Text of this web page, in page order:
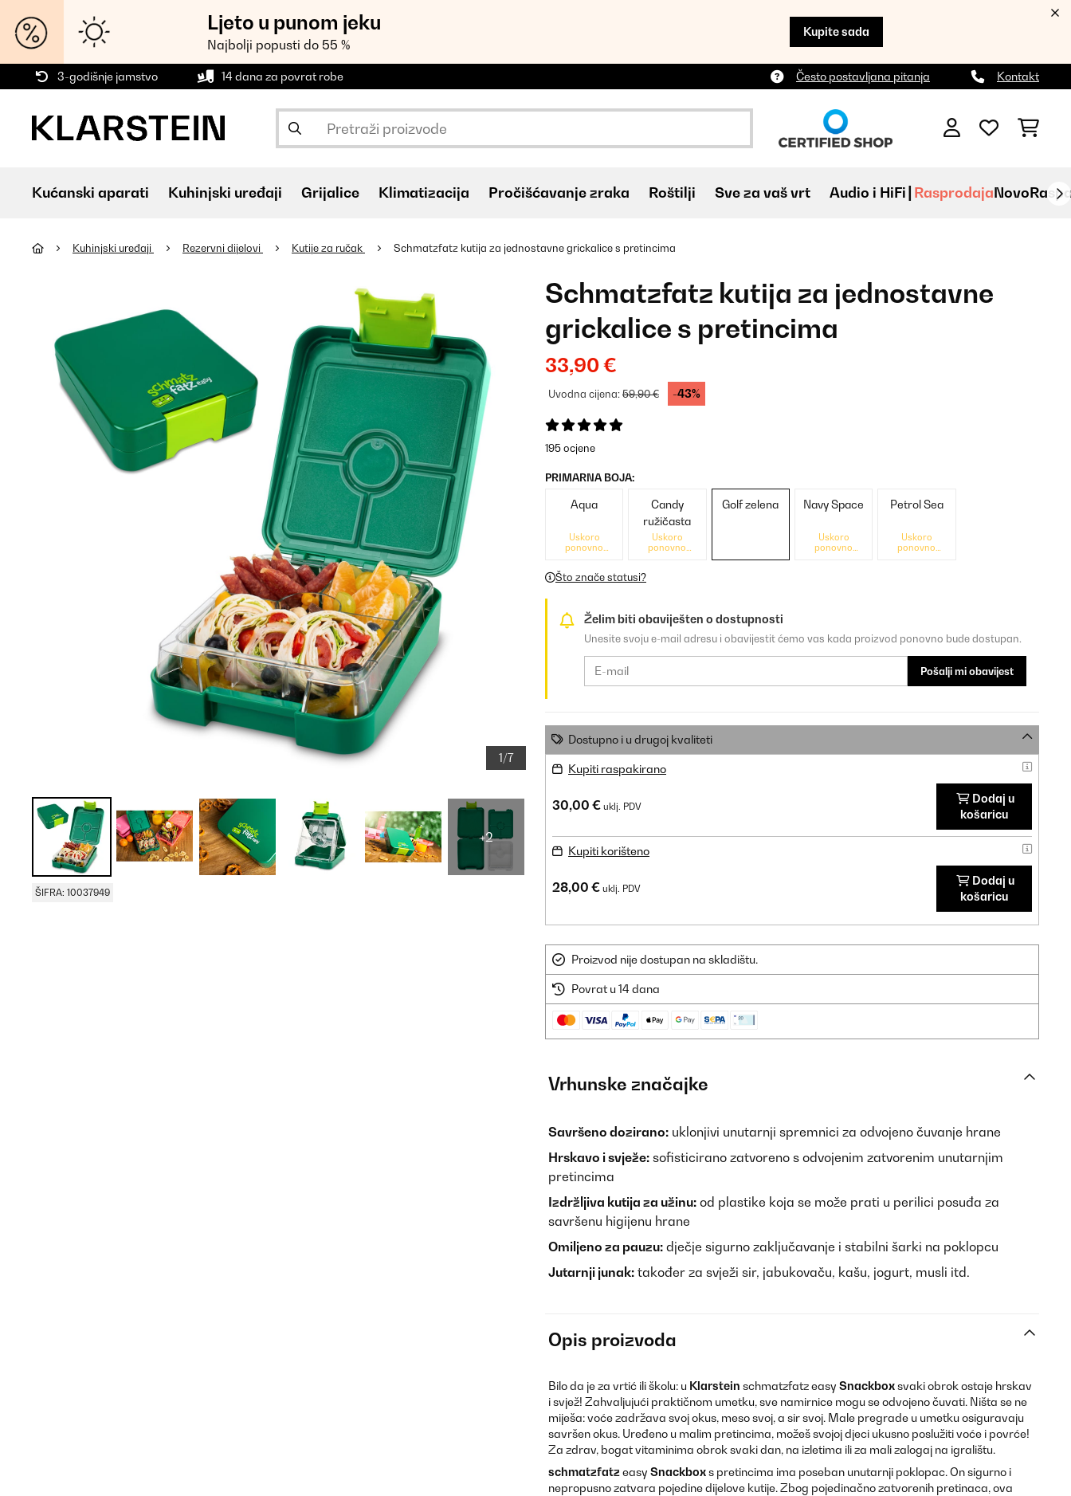
Ljeto u punom jeku
Najbolji popusti do 55 %
Kupite sada
3-godišnje jamstvo 14 dana za povrat robe Često postavljana pitanja Kontakt
Kućanski aparati Kuhinjski uređaji Grijalice Klimatizacija Pročišćavanje zraka Roštilji Sve za vaš vrt Audio i HiFi RasprodajaNovo
Kuhinjski uređaji Rezervni dijelovi Kutije za ručak Schmatzfatz kutija za jednostavne grickalice s pretincima
1/7
+2
ŠIFRA: 10037949
Schmatzfatz kutija za jednostavne
grickalice s pretincima
33,90 €
Uvodna cijena:59,90 € -43%
195 ocjene
PRIMARNA BOJA:
Aqua
Uskoro
ponovno
Candy
ružičasta
Uskoro
ponovno
Golf zelena Navy Space
Uskoro
ponovno
Petrol Sea
Uskoro
ponovno
Što znače statusi?
Želim biti obaviješten o dostupnosti
Unesite svoju e-mail adresu i obavijestit ćemo vas kada proizvod ponovno bude dostupan.
Pošalji mi obavijest
Dostupno i u drugoj kvaliteti
Kupiti raspakirano
30,00 € uklj. PDV
Dodaj u
košaricu
Kupiti korišteno
28,00 € uklj. PDV
Dodaj u
košaricu
Proizvod nije dostupan na skladištu.
Povrat u 14 dana
Vrhunske značajke
Savršeno dozirano: uklonjivi unutarnji spremnici za odvojeno čuvanje hrane
Hrskavo i svježe: sofisticirano zatvoreno s odvojenim zatvorenim unutarnjim
pretincima
Izdržljiva kutija za užinu: od plastike koja se može prati u perilici posuđa za
savršenu higijenu hrane
Omiljeno za pauzu: dječje sigurno zaključavanje i stabilni šarki na poklopcu
Jutarnji junak: također za svježi sir, jabukovaču, kašu, jogurt, musli itd.
Opis proizvoda
Bilo da je za vrtić ili školu: u Klarstein schmatzfatz easy Snackboxsvaki obrok ostaje hrskav
i svjež! Zahvaljujući praktičnom umetku, sve namirnice mogu se odvojeno čuvati. Ništa se ne
miješa: voće zadržava svoj okus, meso svoj, a sir svoj. Male pregrade u umetku osiguravaju
savršen okus. Uređeno u malim pretincima, možeš svojoj djeci ukusno poslužiti voće i povrće!
Za zdrav, bogat vitaminima obrok svaki dan, na izletima ili za mali zalogaj na igralištu.
schmatzfatz easy Snackboxs pretincima ima poseban unutarnji poklopac. On sigurno i
nepropusno zatvara pojedine dijelove kutije. Zbog pojedinačno zatvorenih pretinaca, ova